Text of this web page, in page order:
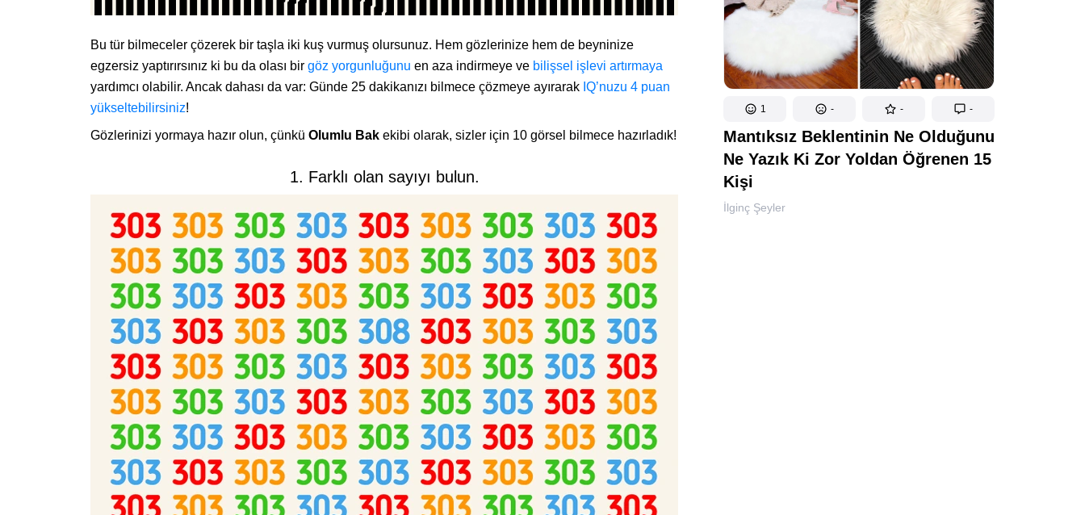
1 - - -
Mantıksız Beklentinin Ne Olduğunu
Ne Yazık Ki Zor Yoldan Öğrenen 15
Kişi
İlginç Şeyler
Bu tür bilmeceler çözerek bir taşla iki kuş vurmuş olursunuz. Hem gözlerinize hem de beyninize
egzersiz yaptırırsınız ki bu da olası bir göz yorgunluğunu en aza indirmeye ve bilişsel işlevi artırmaya
yardımcı olabilir. Ancak dahası da var: Günde 25 dakikanızı bilmece çözmeye ayırarak IQ’nuzu 4 puan
yükseltebilirsiniz!
Gözlerinizi yormaya hazır olun, çünkü Olumlu Bak ekibi olarak, sizler için 10 görsel bilmece hazırladık!
1. Farklı olan sayıyı bulun.